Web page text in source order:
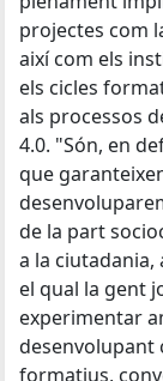
projectes com
així com els
els cicles
als processos
4.0. "Són, en
que
de la part
a la ciutadania,
el qual la gent
experimentar
desenvolupant
formatius,